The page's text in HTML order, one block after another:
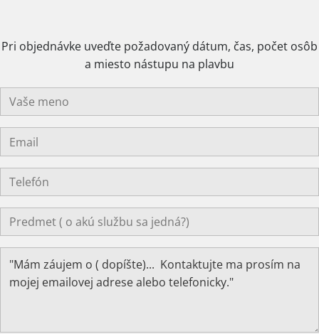
Pri objednávke uveďte požadovaný dátum, čas, počet osôb
a miesto nástupu na plavbu